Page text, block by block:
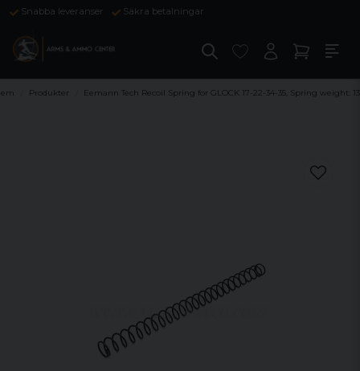
Snabba leveranser Säkra betalningar
Produkter Eemann Tech Recoil Spring for GLOCK 17-22-34-35, Spring weight: